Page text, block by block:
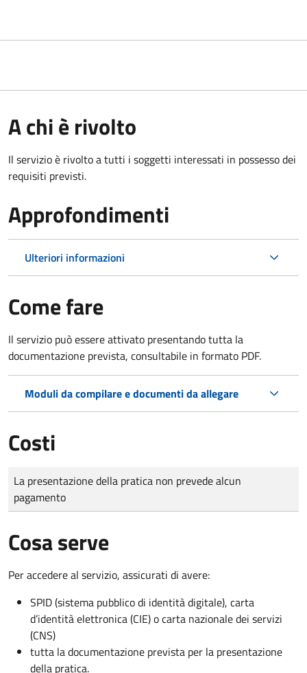
A chi è rivolto
Il servizio è rivolto a tutti i soggetti interessati in possesso dei
requisiti previsti.
Approfondimenti
Ulteriori informazioni
Come fare
Il servizio può essere attivato presentando tutta la
documentazione prevista, consultabile in formato PDF.
Moduli da compilare e documenti da allegare
Costi
Tipo di pagamento
Importo
La presentazione della pratica non prevede alcun
pagamento
Cosa serve
Per accedere al servizio, assicurati di avere:
SPID (sistema pubblico di identità digitale), carta
d’identità elettronica (CIE) o carta nazionale dei servizi
(CNS)
tutta la documentazione prevista per la presentazione
della pratica.